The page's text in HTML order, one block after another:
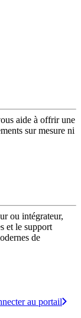
aide à offrir une
sur mesure ni
ou intégrateur,
et le support
de
au portail